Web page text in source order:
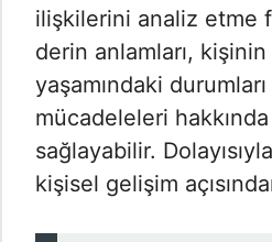
ilişkilerini analiz etme
derin anlamları,
yaşamındaki
mücadeleleri
sağlayabilir.
kişisel gelişim